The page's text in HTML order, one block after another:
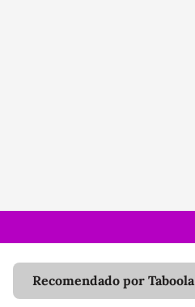
Recomendado por Taboola